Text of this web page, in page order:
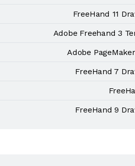
FreeHand 11
Adobe Freehand 3
Adobe
FreeHand 7
FreeHand 9